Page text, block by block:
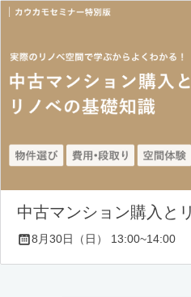
中古マンション購入と
8月30日（日） 13:00~14:00